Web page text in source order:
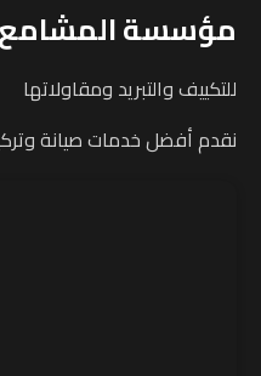
مؤسسة المشامع
للتكييف والتبريد ومقاولاتها
نقدم أفضل خدمات صيانة